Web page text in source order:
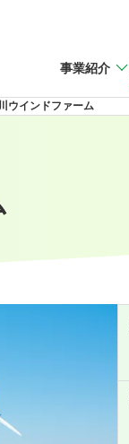
事業紹介
ウインドファーム